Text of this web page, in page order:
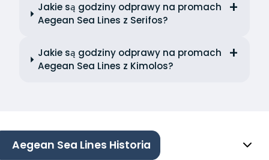
Jakie są godziny odprawy na promach
Aegean Sea Lines z Serifos?
Jakie są godziny odprawy na promach
Aegean Sea Lines z Kimolos?
Aegean Sea Lines Historia